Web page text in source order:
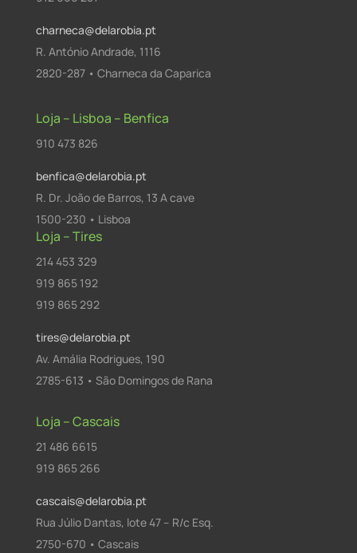
charneca@delarobia.pt
R. António Andrade, 1116
2820-287 • Charneca da Caparica
Loja – Lisboa – Benfica
910 473 826
benfica@delarobia.pt
R. Dr. João de Barros, 13 A cave
1500-230 • Lisboa
Loja – Tires
214 453 329
919 865 192
919 865 292
tires@delarobia.pt
Av. Amália Rodrigues, 190
2785-613 • São Domingos de Rana
Loja – Cascais
21 486 6615
919 865 266
cascais@delarobia.pt
Rua Júlio Dantas, lote 47 – R/c Esq.
2750-670 • Cascais